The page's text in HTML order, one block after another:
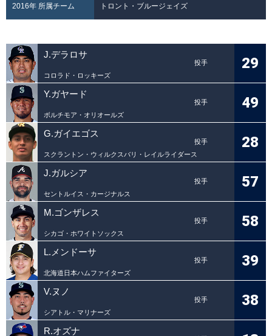
2016年 所属チーム トロント・ブルージェイズ
J.デラロサ
投手
コロラド・ロッキーズ
29
Y.ガヤード
投手
ボルチモア・オリオールズ
49
G.ガイエゴス
投手
スクラントン・ウィルクスバリ・レイルライダース
28
J.ガルシア
投手
セントルイス・カージナルス
57
M.ゴンザレス
投手
シカゴ・ホワイトソックス
58
L.メンドーサ
投手
北海道日本ハムファイターズ
39
V.ヌノ
投手
シアトル・マリナーズ
38
R.オズナ